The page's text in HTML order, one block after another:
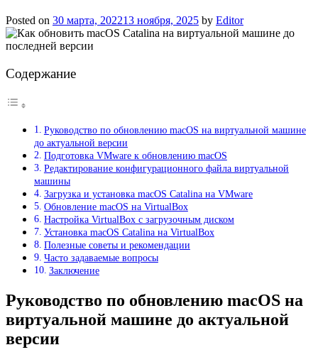
Posted on 30 марта, 202213 ноября, 2025 by Editor
Содержание
Руководство по обновлению macOS на виртуальной машине
до актуальной версии
Подготовка VMware к обновлению macOS
Редактирование конфигурационного файла виртуальной
машины
Загрузка и установка macOS Catalina на VMware
Обновление macOS на VirtualBox
Настройка VirtualBox с загрузочным диском
Установка macOS Catalina на VirtualBox
Полезные советы и рекомендации
Часто задаваемые вопросы
Заключение
Руководство по обновлению macOS на
виртуальной машине до актуальной
версии